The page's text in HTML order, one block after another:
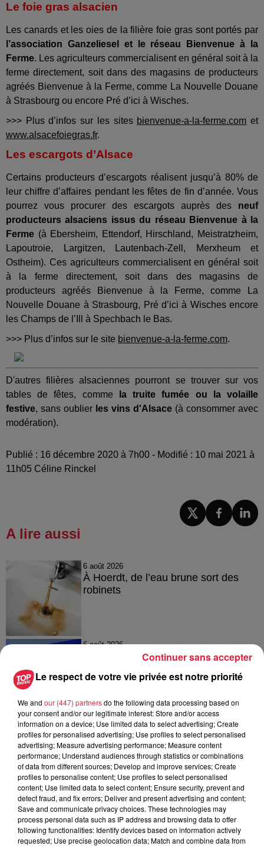
Le foie gras alsacien
Les canards et les oies de la filière foie gras sont portés par
l’association Ganzeliesel et le réseau Bienvenue à la
Ferme. Les agriculteurs commercialisent en général soit à la
ferme directement, soit dans des magasins de producteurs
agréés Bienvenue à la Ferme, comme La Nouvelle Douane
à Strasbourg ou encore Pré d’ici à Wisches.
>>> Plus d’infos sur les sites bienvenue-a-la-ferme.com et
www.alsacefoiegras.fr.
Les escargots d’Alsace
Certains producteurs d’escargots réalisent jusqu’à 80% de
leur chiffre d’affaires pendant les fêtes de fin d’année. Vous
pourrez vous procurer des escargots auprès des neuf
producteurs alsaciens issus du réseau Bienvenue à la
Ferme (à Ebersheim, Ettendorf, Hirschland, Meistratzheim,
Lapoutroie, Largitzen, Lautenbach-Zell, Merxheum et
Ostheim). Ces agriculteurs commercialisent en général soit
à la ferme directement, soit dans des magasins de
producteurs agréés Bienvenue à la Ferme, comme La
Nouvelle Douane à Strasbourg, Pré d’ici à Wisches encore
les Champs de l’Ill à Spechbach le Bas.
>>> Plus d’infos sur le site bienvenue-a-la-ferme.com.
D'autres filières alsaciennes pourront se trouver sur vos
tables de fêtes, comme
la truite fumée ou la volaille
festive, sans oublier les vins d'Alsace (à consommer avec
modération).
Publié : 16 décembre 2020 à 7h00 - Modifié : 10 mai 2021 à
11h05 Céline Rinckel
A lire aussi
6 août 2026
À Hoerdt, de l’eau brune sort des
robinets
6 août 2026
Tags antisémites à Strasbourg :
6 août 2026
Au zoo de Mulhouse : rencontre
avec les flamants rouges
À découvrir également
Le respect de votre vie privée est notre priorité
We and our (447) partnersdo the following data processing based on
your consent and/or our legitimate interest: Store and/or access
information on a device; Use limited data to select advertising; Create
profiles for personalised advertising; Use profiles to select personalised
advertising; Measure advertising performance; Measure content
performance; Understand audiences through statistics or combinations
of data from different sources; Develop and improve services; Create
profiles to personalise content; Use profiles to select personalised
content; Use limited data to select content; Ensure security, prevent and
detect fraud, and fix errors; Deliver and present advertising and content;
Save and communicate privacy choices. These technologies may
process personal data such as IP address and browsing data to offer
following functionalities: Identify devices based on information actively
requested; Use precise geolocation data; Match and combine data from
Continuer sans accepter